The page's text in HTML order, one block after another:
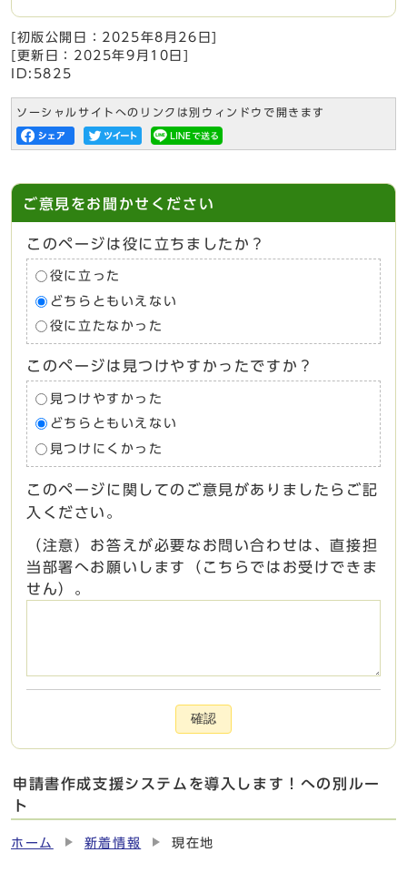
[初版公開日： 2025年8月26日
[更新日： 2025年9月10日
ID:5825
ソーシャルサイトへのリンクは別ウィンドウで開きます
ご意見をお聞かせください
このページは役に立ちましたか？
役に立った
どちらともいえない
役に立たなかった
このページは見つけやすかったですか？
見つけやすかった
どちらともいえない
見つけにくかった
このページに関してのご意見がありましたらご記
入ください。
（注意）お答えが必要なお問い合わせは、直接担
当部署へお願いします（こちらではお受けできま
せん）。
確認
申請書作成支援システムを導入します！への別ルー
ト
ホーム 新着情報 現在地